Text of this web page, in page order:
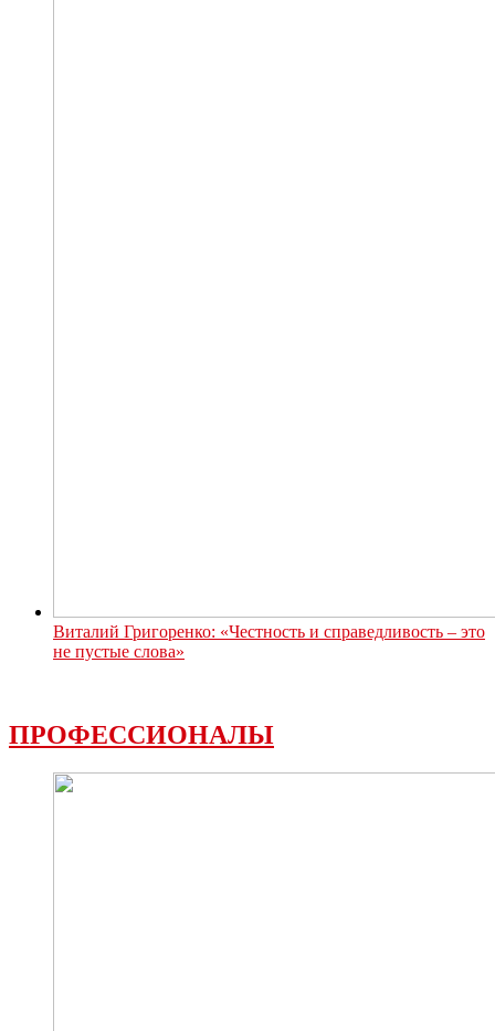
Виталий Григоренко: «Честность и справедливость – это
не пустые слова»
ПРОФЕССИОНАЛЫ